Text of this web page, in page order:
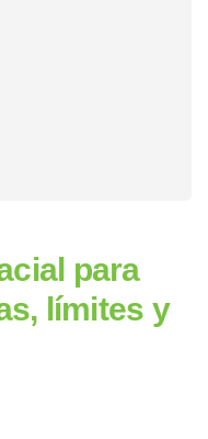
para
límites y